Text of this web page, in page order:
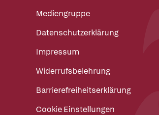
Mediengruppe
Datenschutzerklärung
Impressum
Widerrufsbelehrung
Barrierefreiheitserklärung
Cookie Einstellungen